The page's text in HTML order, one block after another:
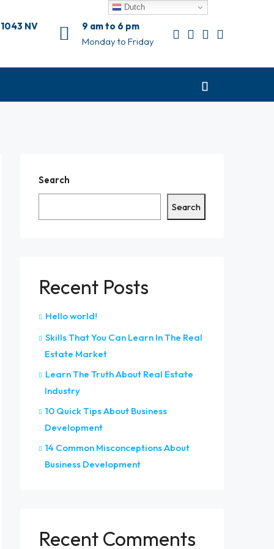
NV
9 am to 6 pm
Monday to Friday
Search
Search
Recent Posts
Hello world!
Skills That You Can Learn In The Real
Estate Market
Learn The Truth About Real Estate
Industry
10 Quick Tips About Business
Development
14 Common Misconceptions About
Business Development
Recent Comments
Dutch